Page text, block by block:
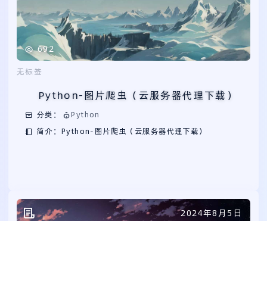
692
无标签
Python-图片爬虫（云服务器代理下载）
分类：
Python
简介：Python-图片爬虫（云服务器代理下载）
2024年8月5日